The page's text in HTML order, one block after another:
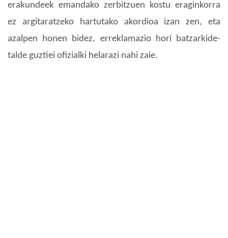
erakundeek emandako zerbitzuen kostu eraginkorra
ez argitaratzeko hartutako akordioa izan zen, eta
azalpen honen bidez, erreklamazio hori batzarkide-
talde guztiei ofizialki helarazi nahi zaie.